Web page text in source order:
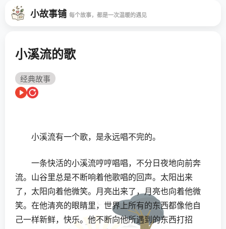
小故事铺 每个故事，都是一次温暖的遇见
小溪流的歌
经典故事
小溪流有一个歌，是永远唱不完的。
一条快活的小溪流哼哼唱唱，不分日夜地向前奔
流。山谷里总是不断响着他歌唱的回声。太阳出来
了，太阳向着他微笑。月亮出来了，月亮也向着他微
笑。在他清亮的眼睛里，世界上所有的东西都像他自
己一样新鲜，快乐。他不断向他所遇到的东西打招